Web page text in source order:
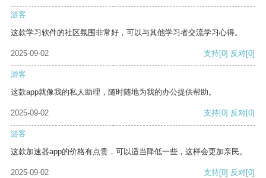
游客
这款学习软件的社区氛围非常好，可以与其他学习者交流学习心得。
2025-09-02 支持[0] 反对[0]
游客
这款app就像我的私人助理，随时随地为我的办公提供帮助。
2025-09-02 支持[0] 反对[0]
游客
这款加速器app的价格有点贵，可以适当降低一些，这样会更加亲民。
2025-09-02 支持[0] 反对[0]